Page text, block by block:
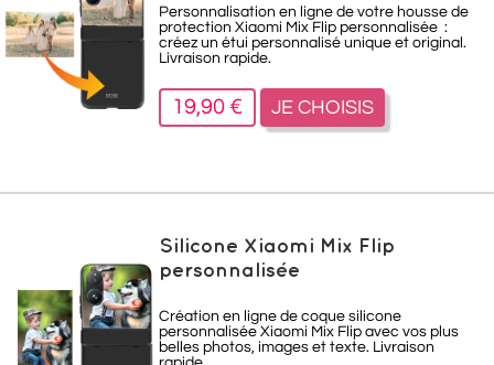
Personnalisation en ligne de votre housse de
protection Xiaomi Mix Flip personnalisée :
créez un étui personnalisé unique et original.
Livraison rapide.
19,90 € JE CHOISIS
Silicone Xiaomi Mix Flip
personnalisée
Création en ligne de coque silicone
personnalisée Xiaomi Mix Flip avec vos plus
belles photos, images et texte. Livraison